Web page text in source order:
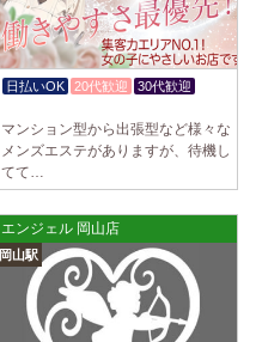
日払いOK 20代歓迎
30代歓迎
マンション型から出張型など様々な
メンズエステがありますが、待機し
てて…
エンジェル 岡山店
岡山駅